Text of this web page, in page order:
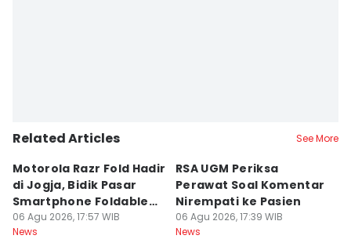
Related Articles See More
Motorola Razr Fold Hadir
di Jogja, Bidik Pasar
Smartphone Foldable
Premium
06 Agu 2026, 17:57 WIB
News
RSA UGM Periksa
Perawat Soal Komentar
Nirempati ke Pasien
06 Agu 2026, 17:39 WIB
News